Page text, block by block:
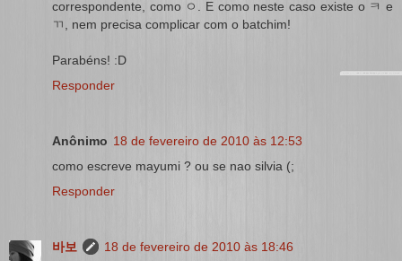
correspondente, como ㅇ. E como neste caso existe o ㅋ e
ㄲ, nem precisa complicar com o batchim!
Parabéns! :D
Responder
Anônimo 18 de fevereiro de 2010 às 12:53
como escreve mayumi ? ou se nao silvia (;
Responder
바보
18 de fevereiro de 2010 às 18:46